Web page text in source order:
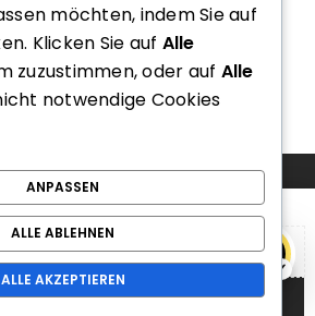
e
möchten, indem Sie auf
Klicken Sie auf Alle
zuzustimmen, oder auf Alle
notwendige Cookies
ANPASSEN
ALLE ABLEHNEN
ALLE AKZEPTIEREN
COMPARE(0)
COMPARE